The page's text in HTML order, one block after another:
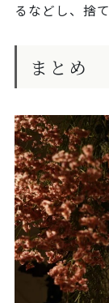
るなどし、捨
まとめ